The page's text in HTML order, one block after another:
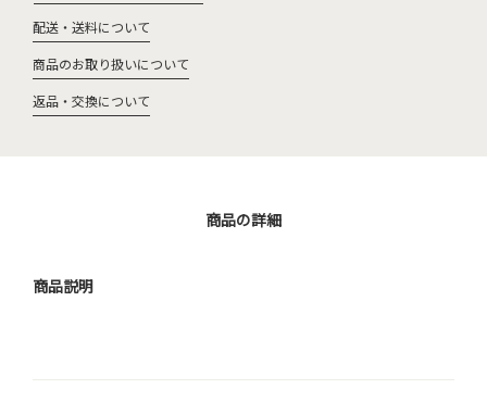
配送・送料について
商品のお取り扱いについて
返品・交換について
商品の詳細
商品説明